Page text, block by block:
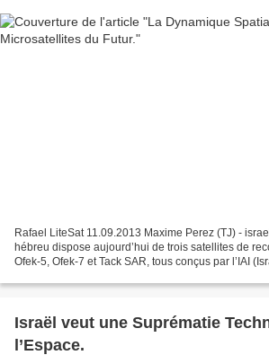
Rafael LiteSat 11.09.2013 Maxime Perez (TJ) -
hébreu dispose aujourd’hui de trois satellites de
Ofek-5, Ofek-7 et Tack SAR, tous conçus par l’IAI
Israël veut une Suprématie
l’Espace.